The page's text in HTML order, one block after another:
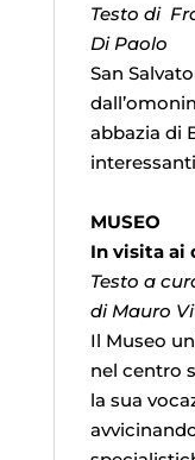
Testo di
Di Paolo
San
abbazia di
MUSEO
In visita ai
Testo a
di Mauro
Il Museo
nel centro
la sua